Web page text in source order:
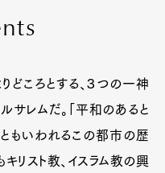
nts
ころとする、３つの一神
サレムだ。「平和のあると
もいわれるこの都市の歴
リスト教、イスラム教の興